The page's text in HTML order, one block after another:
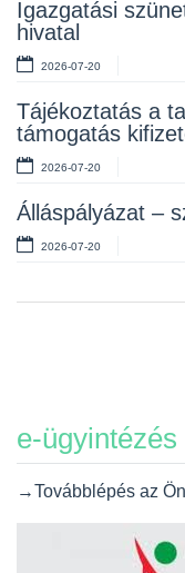
Igazgatási
hivatal
2026-07-20
Tájékoztatás a
támogatás
2026-07-20
Álláspályázat –
2026-07-20
2026-07-10
Álláspályázat –
2026-07-06
e-ügyintézés
→Továbblépés az